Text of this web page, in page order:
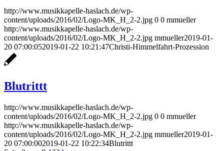
http://www.musikkapelle-haslach.de/wp-
content/uploads/2016/02/Logo-MK_H_2-2.jpg 0 0 mmueller
http://www.musikkapelle-haslach.de/wp-
content/uploads/2016/02/Logo-MK_H_2-2.jpg mmueller2019-01-
20 07:00:052019-01-22 10:21:47Christi-Himmelfahrt-Prozession
Blutrittt
http://www.musikkapelle-haslach.de/wp-
content/uploads/2016/02/Logo-MK_H_2-2.jpg 0 0 mmueller
http://www.musikkapelle-haslach.de/wp-
content/uploads/2016/02/Logo-MK_H_2-2.jpg mmueller2019-01-
20 07:00:002019-01-22 10:22:34Blutrittt